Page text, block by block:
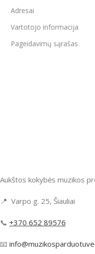
Adresai
Vartotojo informacija
Pageidavimų sąrašas
Aukštos kokybės muzikos
📍 Varpo g. 25, Šiauliai
📞 +370 652 89576
📧